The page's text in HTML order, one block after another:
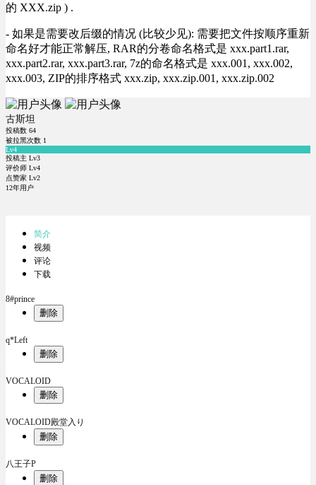
的 XXX.zip ) .
- 如果是需要改后缀的情况 (比较少见): 需要把文件按顺序重新
命名好才能正常解压, RAR的分卷命名格式是 xxx.part1.rar,
xxx.part2.rar, xxx.part3.rar, 7z的命名格式是 xxx.001, xxx.002,
xxx.003, ZIP的排序格式 xxx.zip, xxx.zip.001, xxx.zip.002
古斯坦
投稿数 64
被拉黑次数 1
Lv4
投稿主 Lv3
评价师 Lv4
点赞家 Lv2
12年用户
简介
视频
评论
下载
8#prince
删除
q*Left
删除
VOCALOID
删除
VOCALOID殿堂入り
删除
八王子P
删除